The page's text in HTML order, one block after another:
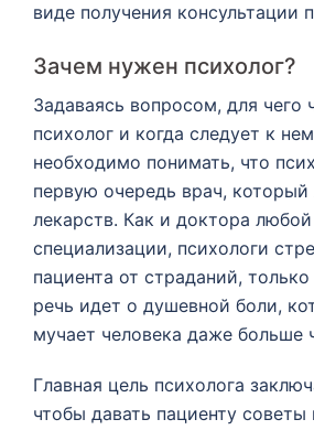
виде получения консультации
Зачем нужен психолог?
Задаваясь вопросом, для чего
психолог и когда следует к
необходимо понимать, что
первую очередь врач, который
лекарств. Как и доктора
специализации, психологи
пациента от страданий,
речь идет о душевной боли,
мучает человека даже больше
Главная цель психолога
чтобы давать пациенту советы